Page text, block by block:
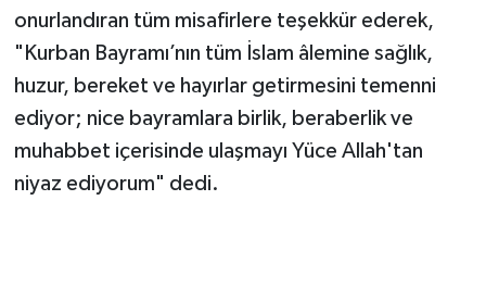
onurlandıran tüm misafirlere teşekkür ederek,
"Kurban Bayramı’nın tüm İslam âlemine sağlık,
huzur, bereket ve hayırlar getirmesini temenni
ediyor; nice bayramlara birlik, beraberlik ve
muhabbet içerisinde ulaşmayı Yüce Allah'tan
niyaz ediyorum" dedi.